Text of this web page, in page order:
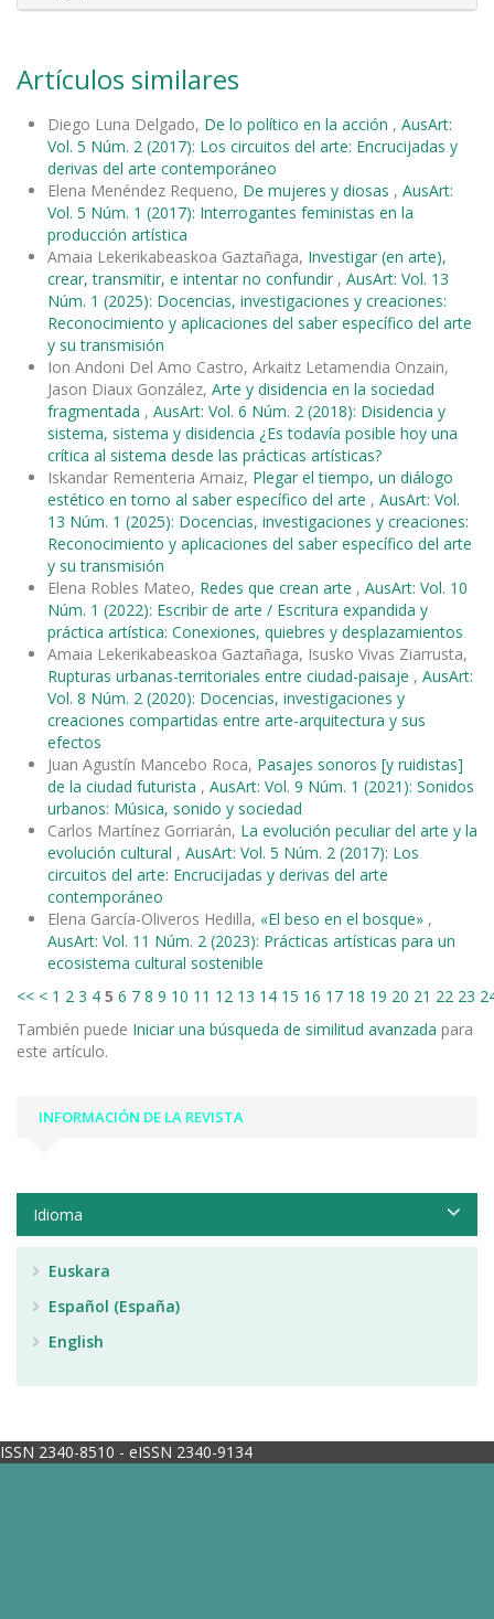
Artículos similares
Diego Luna Delgado, De lo político en la acción , AusArt:
Vol. 5 Núm. 2 (2017): Los circuitos del arte: Encrucijadas y
derivas del arte contemporáneo
Elena Menéndez Requeno, De mujeres y diosas , AusArt:
Vol. 5 Núm. 1 (2017): Interrogantes feministas en la
producción artística
Amaia Lekerikabeaskoa Gaztañaga, Investigar (en arte),
crear, transmitir, e intentar no confundir , AusArt: Vol. 13
Núm. 1 (2025): Docencias, investigaciones y creaciones:
Reconocimiento y aplicaciones del saber específico del arte
y su transmisión
Ion Andoni Del Amo Castro, Arkaitz Letamendia Onzain,
Jason Diaux González, Arte y disidencia en la sociedad
fragmentada , AusArt: Vol. 6 Núm. 2 (2018): Disidencia y
sistema, sistema y disidencia ¿Es todavía posible hoy una
crítica al sistema desde las prácticas artísticas?
Iskandar Rementeria Arnaiz, Plegar el tiempo, un diálogo
estético en torno al saber específico del arte , AusArt: Vol.
13 Núm. 1 (2025): Docencias, investigaciones y creaciones:
Reconocimiento y aplicaciones del saber específico del arte
y su transmisión
Elena Robles Mateo, Redes que crean arte , AusArt: Vol. 10
Núm. 1 (2022): Escribir de arte / Escritura expandida y
práctica artística: Conexiones, quiebres y desplazamientos
Amaia Lekerikabeaskoa Gaztañaga, Isusko Vivas Ziarrusta,
Rupturas urbanas-territoriales entre ciudad-paisaje , AusArt:
Vol. 8 Núm. 2 (2020): Docencias, investigaciones y
creaciones compartidas entre arte-arquitectura y sus
efectos
Juan Agustín Mancebo Roca, Pasajes sonoros [y ruidistas]
de la ciudad futurista , AusArt: Vol. 9 Núm. 1 (2021): Sonidos
urbanos: Música, sonido y sociedad
Carlos Martínez Gorriarán, La evolución peculiar del arte y la
evolución cultural , AusArt: Vol. 5 Núm. 2 (2017): Los
circuitos del arte: Encrucijadas y derivas del arte
contemporáneo
Elena García-Oliveros Hedilla, «El beso en el bosque» ,
AusArt: Vol. 11 Núm. 2 (2023): Prácticas artísticas para un
ecosistema cultural sostenible
<< < 1 2 3 4 5 6 7 8 9 10 11 12 13 14 15 16 17 18 19 20 21 22 23
También puede Iniciar una búsqueda de similitud avanzada para
este artículo.
INFORMACIÓN DE LA REVISTA
Idioma
Euskara
Español (España)
English
ISSN 2340-8510 - eISSN 2340-9134